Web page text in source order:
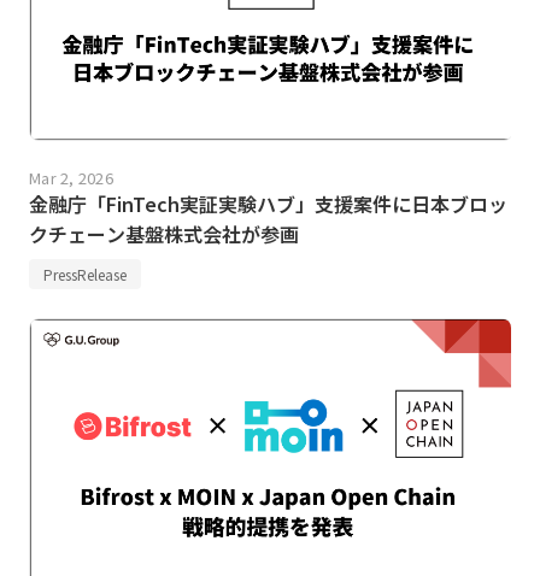
Mar 2, 2026
金融庁「FinTech実証実験ハブ」支援案件に日本ブロッ
クチェーン基盤株式会社が参画
PressRelease